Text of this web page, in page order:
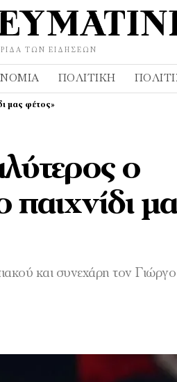
ΤΩΝ ΕΙΔΉΣΕΩΝ
ΠΟΛΙΤΙΚΉ
μας φέτος»
ο
και συνεχάρη τον